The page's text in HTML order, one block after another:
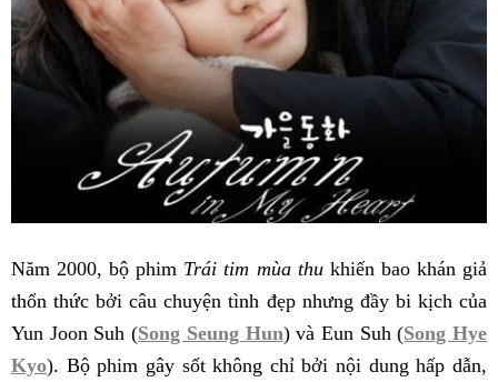
Năm 2000, bộ phim Trái tim mùa thukhiến bao khán giả
thổn thức bởi câu chuyện tình đẹp nhưng đầy bi kịch của
Yun Joon Suh (Song Seung Hun) và Eun Suh (Song Hye
Kyo). Bộ phim gây sốt không chỉ bởi nội dung hấp dẫn,